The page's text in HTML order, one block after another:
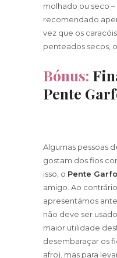
molhado ou seco
recomendado
vez que os
penteados secos,
Bónus:
Pente
Algumas pessoas
gostam dos fios
isso, o Pente Garfo
amigo. Ao
apresentámos
não deve ser
maior utilidade
desembaraçar os
afro), mas para